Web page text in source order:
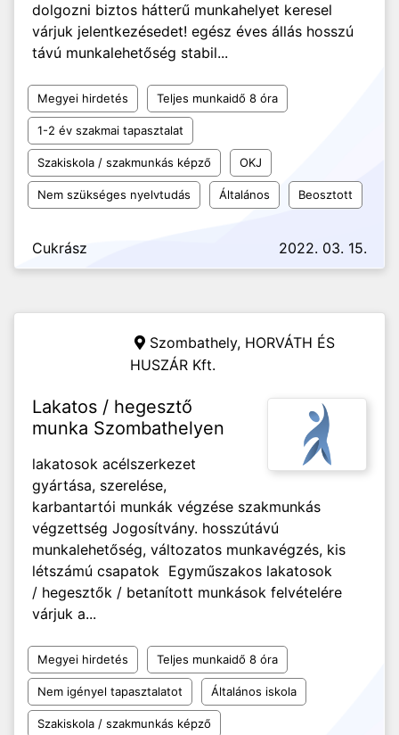
dolgozni biztos hátterű munkahelyet keresel
várjuk jelentkezésedet! egész éves állás hosszú
távú munkalehetőség stabil...
Megyei hirdetés Teljes munkaidő 8 óra
1-2 év szakmai tapasztalat
Szakiskola / szakmunkás képző OKJ
Nem szükséges nyelvtudás Általános Beosztott
Cukrász 2022. 03. 15.
Szombathely, HORVÁTH ÉS
HUSZÁR Kft.
Lakatos / hegesztő
munka Szombathelyen
lakatosok acélszerkezet
gyártása, szerelése,
karbantartói munkák végzése szakmunkás
végzettség Jogosítvány. hosszútávú
munkalehetőség, változatos munkavégzés, kis
létszámú csapatok Egyműszakos lakatosok
/ hegesztők / betanított munkások felvételére
várjuk a...
Megyei hirdetés Teljes munkaidő 8 óra
Nem igényel tapasztalatot Általános iskola
Szakiskola / szakmunkás képző